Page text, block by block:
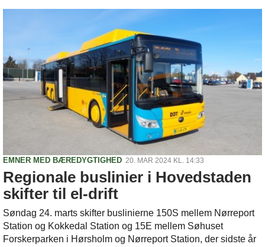
EMNER MED BÆREDYGTIGHED 20. MAR 2024 KL. 14:33
Regionale buslinier i Hovedstaden
skifter til el-drift
Søndag 24. marts skifter buslinierne 150S mellem Nørreport
Station og Kokkedal Station og 15E mellem Søhuset
Forskerparken i Hørsholm og Nørreport Station, der sidste år